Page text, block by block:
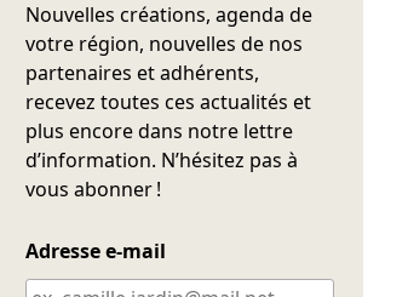
Nouvelles créations, agenda de
votre région, nouvelles de nos
partenaires et adhérents,
recevez toutes ces actualités et
plus encore dans notre lettre
d’information. N’hésitez pas à
vous abonner !
Adresse e-mail